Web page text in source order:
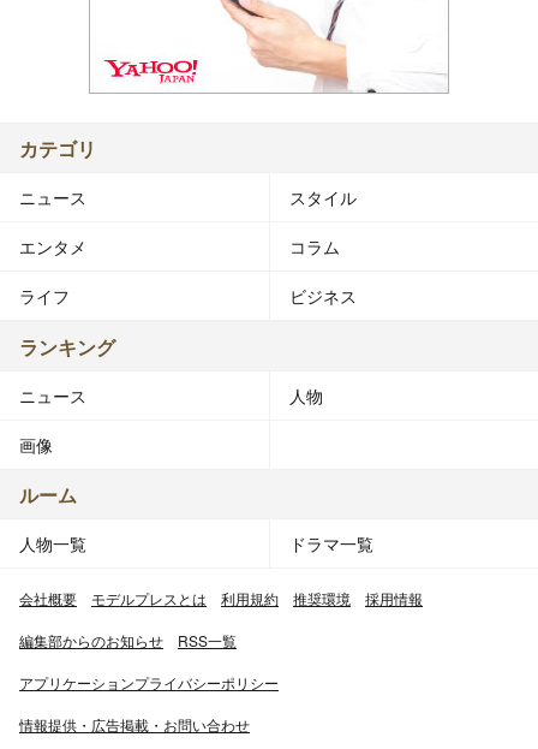
カテゴリ
ニュース スタイル
エンタメ コラム
ライフ ビジネス
ランキング
ニュース 人物
画像
ルーム
人物一覧 ドラマ一覧
会社概要 モデルプレスとは 利用規約 推奨環境 採用情報
編集部からのお知らせ RSS一覧
アプリケーションプライバシーポリシー
情報提供・広告掲載・お問い合わせ